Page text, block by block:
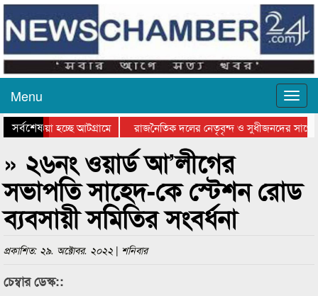
Menu
সর্বশেষ
যাওয়া হচ্ছে আটগ্রামে
রাজনৈতিক দলের নেতৃবৃন্দ ও সুধীজনদের সাথে
সিলেটে বাংলাদেশ গ্রুপ থিয়েটার
» ২৬নং ওয়ার্ড আ’লীগের
সভাপতি সাহেদ-কে স্টেশন রোড
ব্যবসায়ী সমিতির সংবর্ধনা
প্রকাশিত: ২৯. অক্টোবর. ২০২২ | শনিবার
চেম্বার ডেস্ক::